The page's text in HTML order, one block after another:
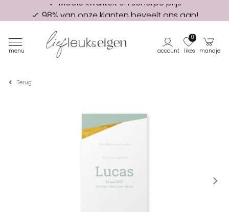
98% van onze klanten beveelt ons aan!
Eerste proefdruk GRATIS
menu account likes
0
mandje
Terug